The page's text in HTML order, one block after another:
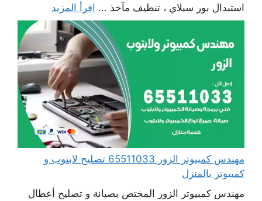
استبدال بور سبلاي ، تنظيف مآخذ ... اقرأ المزيد
مهندس كمبيوتر الزور 65511033 تصليح لابتوب و
كمبيوتر بالمنزل
مهندس كمبيوتر الزور المختص بصيانة و تصليح أعطال